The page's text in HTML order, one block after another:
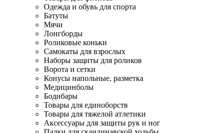
Одежда и обувь для спорта
Батуты
Мячи
Лонгборды
Роликовые коньки
Самокаты для взрослых
Наборы защиты для роликов
Ворота и сетки
Конусы напольные, разметка
Медицинболы
Бодибары
Товары для единоборств
Товары для тяжелой атлетики
Аксессуары для защиты рук и ног